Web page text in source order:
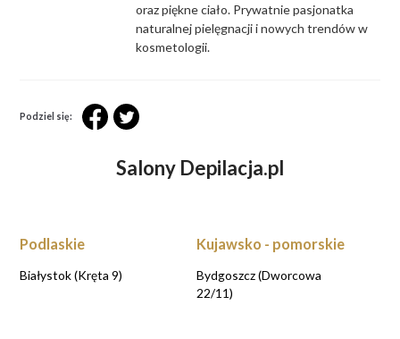
oraz piękne ciało. Prywatnie pasjonatka
naturalnej pielęgnacji i nowych trendów w
kosmetologii.
Podziel się:
Salony Depilacja.pl
Podlaskie
Białystok (Kręta 9)
Kujawsko - pomorskie
Bydgoszcz (Dworcowa
22/11)